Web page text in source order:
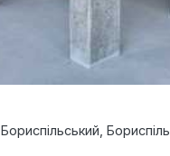
Бориспіль